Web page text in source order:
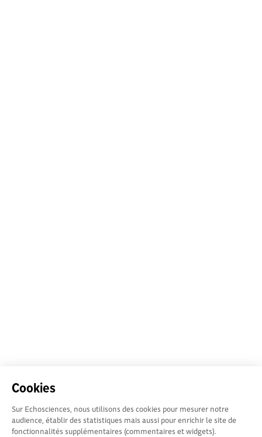
Cookies
Sur Echosciences, nous utilisons des cookies pour mesurer notre
audience, établir des statistiques mais aussi pour enrichir le site de
fonctionnalités supplémentaires (commentaires et widgets).